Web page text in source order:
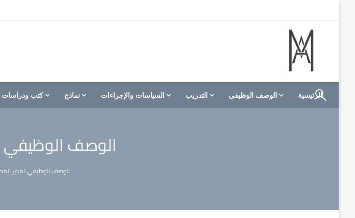
M A hotels | إم ايه هوتيلز
الموقع الأول للعاملين في الفنادق في العالم العربي
الرئيسية الوصف الوظيفي التدريب السياسات والإجراءات نماذج كتب ودراسات
الوصف الوظيفي
الوصف الوظيفي لمدير